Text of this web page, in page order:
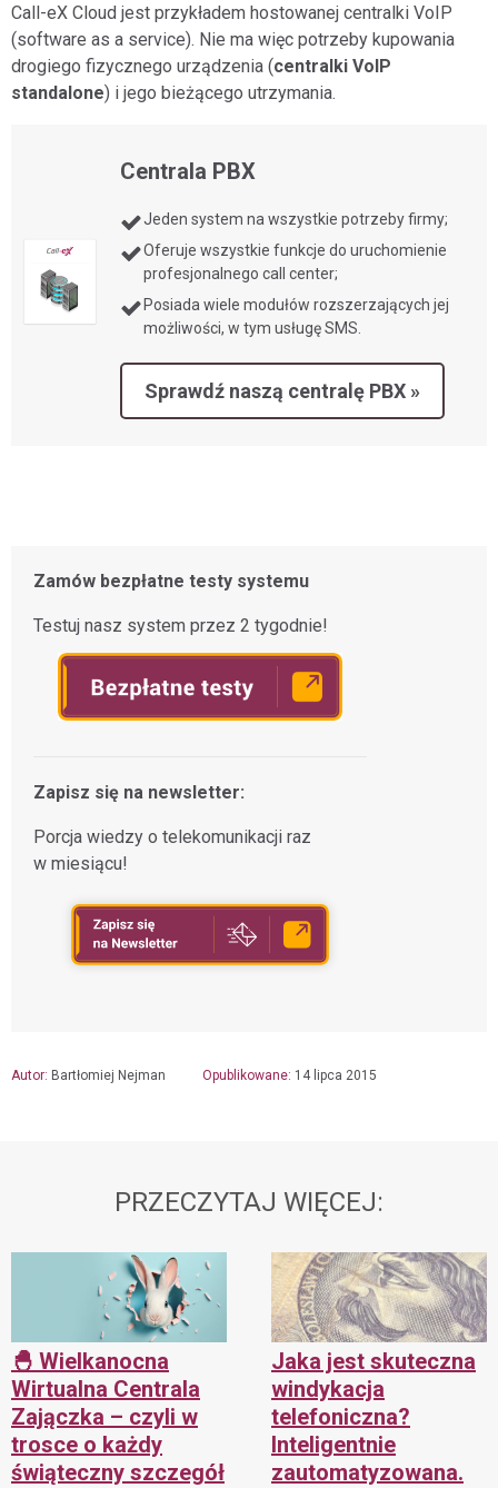
Call-eX Cloud jest przykładem hostowanej centralki VoIP
(software as a service). Nie ma więc potrzeby kupowania
drogiego fizycznego urządzenia (centralki VoIP
standalone) i jego bieżącego utrzymania.
Centrala PBX
Jeden system na wszystkie potrzeby firmy;
Oferuje wszystkie funkcje do uruchomienie
profesjonalnego call center;
Posiada wiele modułów rozszerzających jej
możliwości, w tym usługę SMS.
Sprawdź naszą centralę PBX »
Zamów bezpłatne testy systemu
Testuj nasz system przez 2 tygodnie!
Zapisz się na newsletter:
Porcja wiedzy o telekomunikacji raz
w miesiącu!
Autor: Bartłomiej Nejman Opublikowane: 14 lipca 2015
PRZECZYTAJ WIĘCEJ:
🐣 Wielkanocna
Wirtualna Centrala
Zajączka – czyli w
trosce o każdy
świąteczny szczegół
Jaka jest skuteczna
windykacja
telefoniczna?
Inteligentnie
zautomatyzowana.